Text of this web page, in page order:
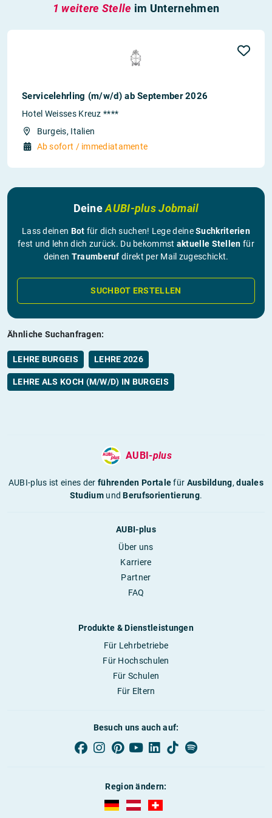
1 weitere Stelle im Unternehmen
Servicelehrling (m/w/d) ab September 2026
Hotel Weisses Kreuz ****
Burgeis, Italien
Ab sofort / immediatamente
DeineAUBI-plus Jobmail
Lass deinen Bot für dich suchen! Lege deineSuchkriterien
fest und lehn dich zurück. Du bekommst aktuelle Stellen für
deinen Traumberuf direkt per Mail zugeschickt.
SUCHBOT ERSTELLEN
Ähnliche Suchanfragen:
LEHRE BURGEIS LEHRE 2026
LEHRE ALS KOCH (M/W/D) IN BURGEIS
AUBI-plus
AUBI-plus ist eines derführenden Portalefür Ausbildung,duales
StudiumundBerufsorientierung.
AUBI-plus
Über uns
Karriere
Partner
FAQ
Produkte & Dienstleistungen
Für Lehrbetriebe
Für Hochschulen
Für Schulen
Für Eltern
Besuch uns auch auf:
Region ändern:
AUBI-plus Deutschland (deutsch)
AUBI-plus Österreich (deutsch)